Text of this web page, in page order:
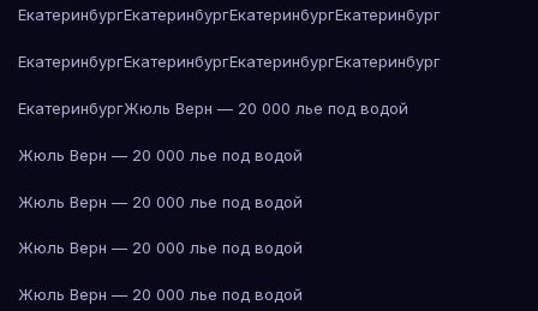
ЕкатеринбургЕкатеринбургЕкатеринбургЕкатеринбург
ЕкатеринбургЕкатеринбургЕкатеринбургЕкатеринбург
ЕкатеринбургЖюль Верн — 20 000 лье под водой
Жюль Верн — 20 000 лье под водой
Жюль Верн — 20 000 лье под водой
Жюль Верн — 20 000 лье под водой
Жюль Верн — 20 000 лье под водой